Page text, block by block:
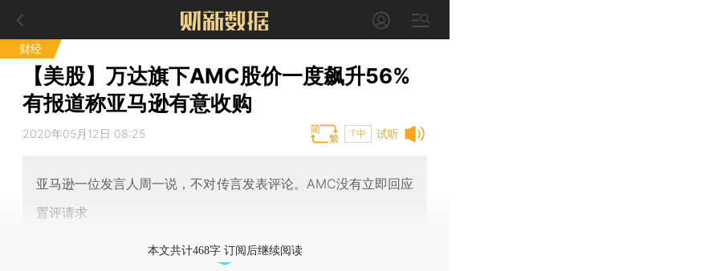
财经
【美股】万达旗下AMC股价一度飙升56%
有报道称亚马逊有意收购
试听
2020年05月12日 08:25 T中
亚马逊一位发言人周一说，不对传言发表评论。AMC没有立即回应
置评请求
本文共计468字 订阅后继续阅读